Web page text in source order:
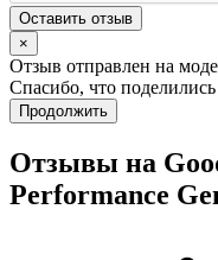
Оставить отзыв
×
Отзыв отправлен на
Спасибо, что
Продолжить
Отзывы на
Performance